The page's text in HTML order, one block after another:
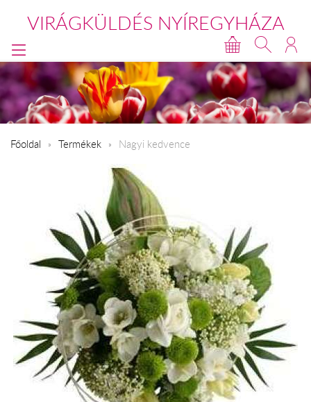
VIRÁGKÜLDÉS NYÍREGYHÁZA
Főoldal Termékek Nagyi kedvence